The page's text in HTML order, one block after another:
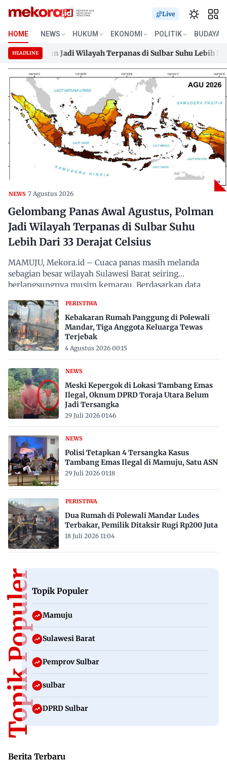
content
Live
HOME NEWS HUKUM EKONOMI POLITIK BUDAYA
HEADLINE
Polman Jadi Wilayah Terpanas di Sulbar Suhu Lebih Dari 33
Polman Jadi Wilayah Terpanas di Sulbar Suhu Lebih Dari 33
NEWS 7 Agustus 2026
Gelombang Panas Awal Agustus, Polman
Jadi Wilayah Terpanas di Sulbar Suhu
Lebih Dari 33 Derajat Celsius
MAMUJU, Mekora.id – Cuaca panas masih melanda
sebagian besar wilayah Sulawesi Barat seiring
berlangsungnya musim kemarau. Berdasarkan data
PERISTIWA
Kebakaran Rumah Panggung di Polewali
Mandar, Tiga Anggota Keluarga Tewas
Terjebak
4 Agustus 2026 00:15
NEWS
Meski Kepergok di Lokasi Tambang Emas
Ilegal, Oknum DPRD Toraja Utara Belum
Jadi Tersangka
29 Juli 2026 01:46
NEWS
Polisi Tetapkan 4 Tersangka Kasus
Tambang Emas Ilegal di Mamuju, Satu ASN
29 Juli 2026 01:18
PERISTIWA
Dua Rumah di Polewali Mandar Ludes
Terbakar, Pemilik Ditaksir Rugi Rp200 Juta
18 Juli 2026 11:04
Topik PopulerTopik Populer
Mamuju
Sulawesi Barat
Pemprov Sulbar
sulbar
DPRD Sulbar
Berita Terbaru